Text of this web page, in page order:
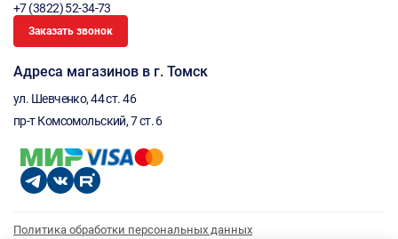
+7 (3822) 52-34-73
Заказать звонок
Адреса магазинов в г. Томск
ул. Шевченко, 44 ст. 46
пр-т Комсомольский, 7 ст. 6
Политика обработки персональных данных